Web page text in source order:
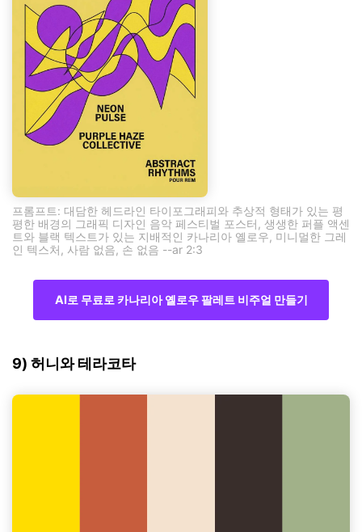
프롬프트: 대담한 헤드라인 타이포그래피와 추상적 형태가 있는 평
평한 배경의 그래픽 디자인 음악 페스티벌 포스터, 생생한 퍼플 액센
트와 블랙 텍스트가 있는 지배적인 카나리아 옐로우, 미니멀한 그레
인 텍스처, 사람 없음, 손 없음 --ar 2:3
AI로 무료로 카나리아 옐로우 팔레트 비주얼 만들기
9) 허니와 테라코타